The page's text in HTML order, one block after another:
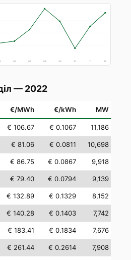
06 07 08 09 10 11 12
— 2022
€/MWh €/kWh MW
€ 106.67 € 0.1067 11,186
€ 81.06 € 0.0811 10,698
€ 86.75 € 0.0867 9,918
€ 79.40 € 0.0794 9,139
€ 132.89 € 0.1329 8,152
€ 140.28 € 0.1403 7,742
€ 183.41 € 0.1834 7,676
€ 261.44 € 0.2614 7,908